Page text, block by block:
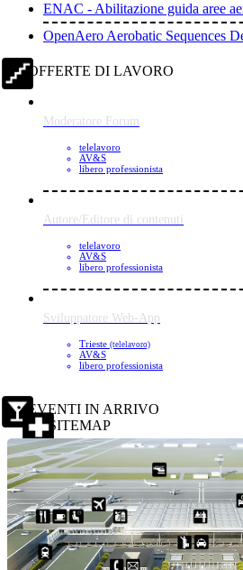
ENAC - Abilitazione guida aree
OpenAero Aerobatic Sequences
OFFERTE DI LAVORO
Moderatore Forum
telelavoro
AV&S
libero professionista
Autore/Editore di contenuti
telelavoro
AV&S
libero professionista
Sviluppatore Web-App
Trieste (telelavoro)
AV&S
libero professionista
EVENTI IN ARRIVO
SITEMAP